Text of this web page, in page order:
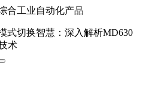
合工业自动化产品
式切换智慧：深入解析MD630
术